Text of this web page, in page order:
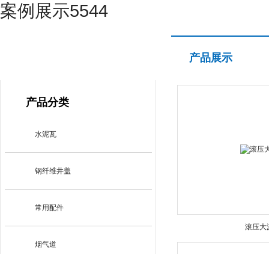
案例展示5544
产品分类
水泥瓦
钢纤维井盖
常用配件
烟气道
产品展示
滚压大